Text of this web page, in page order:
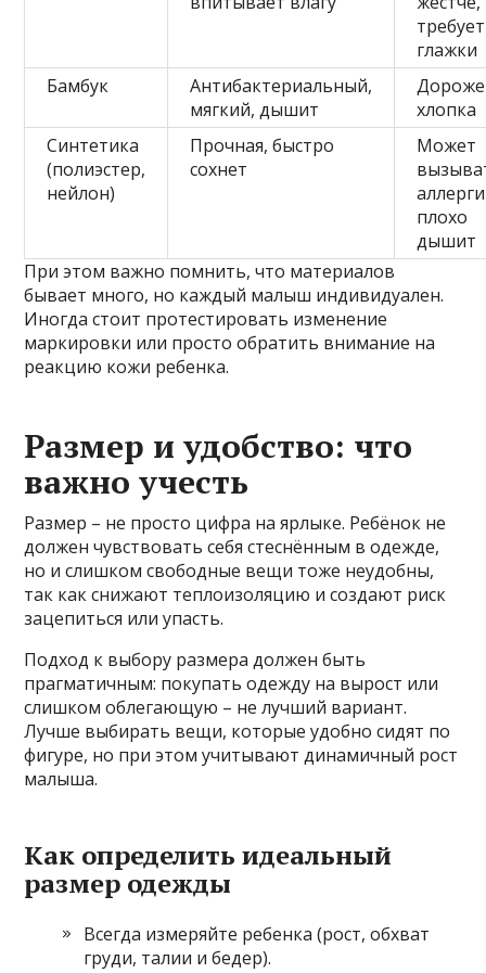
требует
глажки
Бамбук
Антибактериальный,
мягкий, дышит
Дороже
хлопка
Синтетика
(полиэстер,
нейлон)
Прочная, быстро
сохнет
Может
плохо
дышит
При этом важно помнить, что материалов
бывает много, но каждый малыш индивидуален.
Иногда стоит протестировать изменение
маркировки или просто обратить внимание на
реакцию кожи ребенка.
Размер и удобство: что
важно учесть
Размер – не просто цифра на ярлыке. Ребёнок не
должен чувствовать себя стеснённым в одежде,
но и слишком свободные вещи тоже неудобны,
так как снижают теплоизоляцию и создают риск
зацепиться или упасть.
Подход к выбору размера должен быть
прагматичным: покупать одежду на вырост или
слишком облегающую – не лучший вариант.
Лучше выбирать вещи, которые удобно сидят по
фигуре, но при этом учитывают динамичный рост
малыша.
Как определить идеальный
размер одежды
Всегда измеряйте ребенка (рост, обхват
груди, талии и бедер).